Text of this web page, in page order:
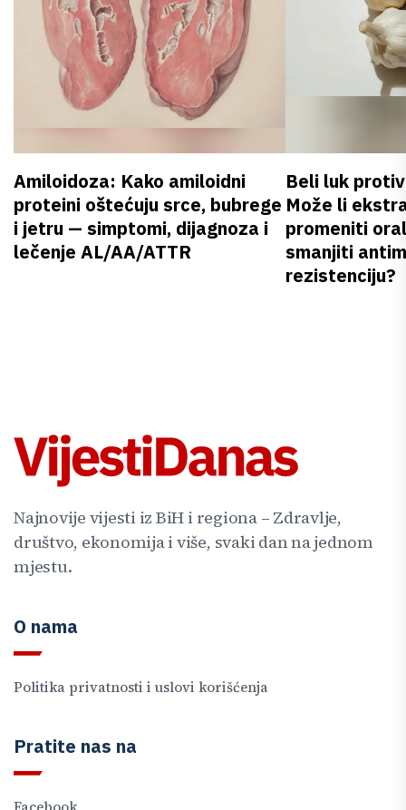
Amiloidoza: Kako amiloidni
proteini oštećuju srce, bubrege
i jetru — simptomi, dijagnoza i
lečenje AL/AA/ATTR
Beli luk
Može li
promeniti
smanjiti
rezistenciju?
Najnovije vijesti iz BiH i regiona – Zdravlje,
društvo, ekonomija i više, svaki dan na jednom
mjestu.
O nama
Politika privatnosti i uslovi korišćenja
Pratite nas na